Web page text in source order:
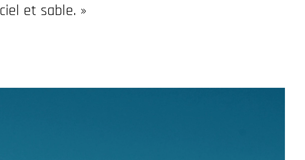
ciel et sable. »